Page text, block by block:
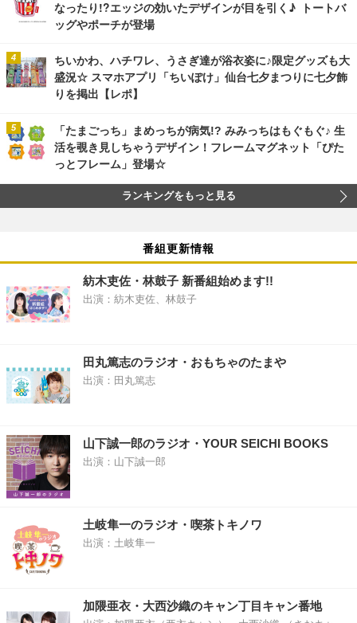
なったり!?エッジの効いたデザインが目を引く♪ トートバ
ッグやポーチが登場
ちいかわ、ハチワレ、うさぎ達が浴衣姿に♪限定グッズも大
盛況☆ スマホアプリ「ちいぽけ」仙台七夕まつりに七夕飾
りを掲出【レポ】
「たまごっち」まめっちが病気!? みみっちはもぐもぐ♪ 生
活を覗き見しちゃうデザイン！フレームマグネット「ぴた
っとフレーム」登場☆
ランキングをもっと見る
番組更新情報
紡木吏佐・林鼓子 新番組始めます!!
出演：紡木吏佐、林鼓子
田丸篤志のラジオ・おもちゃのたまや
出演：田丸篤志
山下誠一郎のラジオ・YOUR SEICHI BOOKS
出演：山下誠一郎
土岐隼一のラジオ・喫茶トキノワ
出演：土岐隼一
加隈亜衣・大西沙織のキャン丁目キャン番地